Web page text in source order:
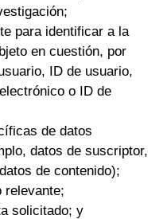
para identificar a la
en cuestión, por
ID de usuario,
o ID de
de datos
datos de suscriptor,
de contenido);
relevante;
solicitado; y